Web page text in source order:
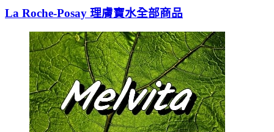
La Roche-Posay 理膚寶水全部商品